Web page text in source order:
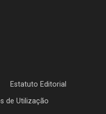
Estatuto Editorial
de Utilização